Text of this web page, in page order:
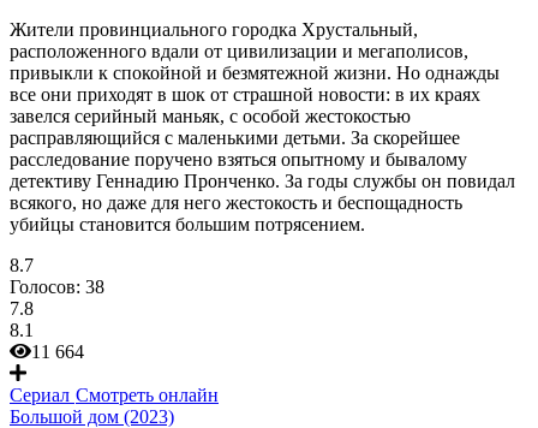
Жители провинциального городка Хрустальный,
расположенного вдали от цивилизации и мегаполисов,
привыкли к спокойной и безмятежной жизни. Но однажды
все они приходят в шок от страшной новости: в их краях
завелся серийный маньяк, с особой жестокостью
расправляющийся с маленькими детьми. За скорейшее
расследование поручено взяться опытному и бывалому
детективу Геннадию Пронченко. За годы службы он повидал
всякого, но даже для него жестокость и беспощадность
убийцы становится большим потрясением.
8.7
Голосов: 38
7.8
8.1
11 664
Сериал Смотреть онлайн
Большой дом (2023)